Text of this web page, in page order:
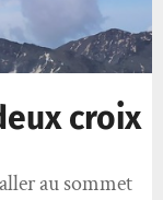
croix
au sommet